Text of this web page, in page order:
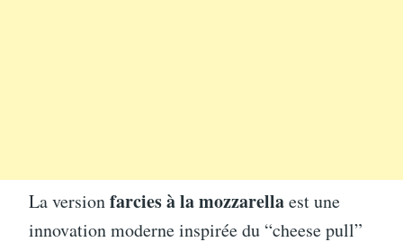
La versionfarcies à la mozzarellaest une
innovation moderne inspirée du “cheese pull”